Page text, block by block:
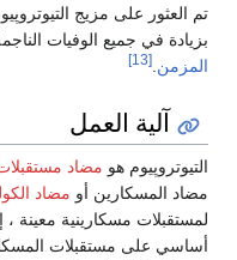
تم العثور على مزيج
بزيادة في جميع الوفيات
المزمن [13]
آلية العمل
التيوتروپيوم هو مضاد
مضاد المسكارين أو مضاد
لمستقبلات مسكارينية معينة
أساسي على مستقبلات